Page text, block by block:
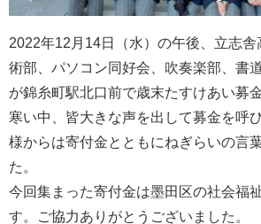
2022年12月14日（水）の午後、立志
術部、パソコン同好会、吹奏楽部、書
が錦糸町駅北口前で歳末たすけあい募
寒い中、皆大きな声を出して募金を呼
様からは寄付金とともにねぎらいの言
た。
今回集まった寄付金は墨田区の社会福
す。ご協力ありがとうございました。